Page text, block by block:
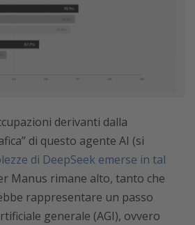
derivanti dalla
di questo agente AI (si
di DeepSeek emerse in tal
Manus rimane alto, tanto che
rappresentare un passo
generale (AGI), ovvero